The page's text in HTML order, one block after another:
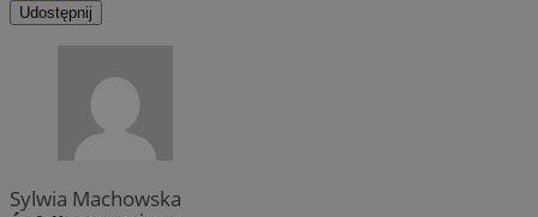
Udostępnij
Sylwia Machowska